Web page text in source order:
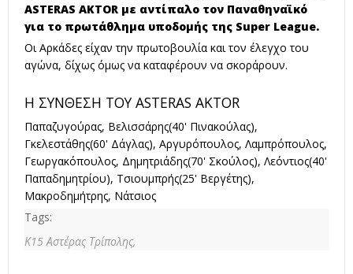
ASTERAS AKTOR με αντίπαλο τον Παναθηναϊκό
για το πρωτάθλημα υποδομής της Super League.
Οι Αρκάδες είχαν την πρωτοβουλία και τον έλεγχο του
αγώνα, δίχως όμως να καταφέρουν να σκοράρουν.
Η ΣΥΝΘΕΣΗ ΤΟΥ ASTERAS AKTOR
Παπαζυγούρας, Βελισσάρης(40' Πινακούλας),
Γκελεστάθης(60' Δάγλας), Αργυρόπουλος, Λαμπρόπουλος,
Γεωργακόπουλος, Δημητριάδης(70' Σκούλος), Λεόντιος(40'
Παπαδημητρίου), Τσιουμπρής(25' Βεργέτης),
Μακροδημήτρης, Νάτσιος
Tags:
Κ15 Αστέρας Τρίπολης,